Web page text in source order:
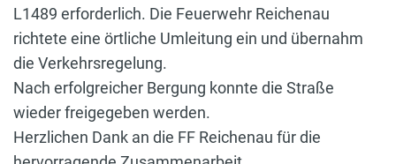
L1489 erforderlich. Die Feuerwehr Reichenau
richtete eine örtliche Umleitung ein und übernahm
die Verkehrsregelung.
Nach erfolgreicher Bergung konnte die Straße
wieder freigegeben werden.
Herzlichen Dank an die FF Reichenau für die